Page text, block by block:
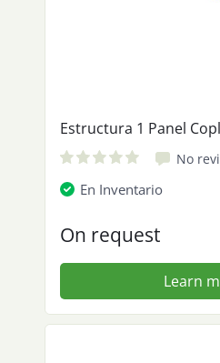
Estructura 1 Panel
No
En Inventario
On request
Learn